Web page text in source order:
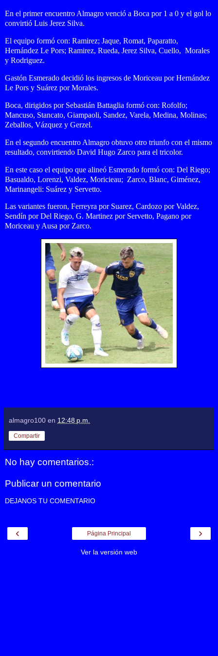
En el primer encuentro Almagro venció a Boca por 1 a 0 y el gol lo
convirtió Luis Jerez Silva.
El equipo formó con: Ramirez; Jaque, Romat, Paparatto,
Hernández Le Pors; Ramirez, Rueda, Jerez Silva, Cuello, Morales
y Rodriguez.
Gastón Esmerado decidió los ingresos de Moriceau por Hernández
Le Pors y Suárez por Morales.
Boca, dirigidos por Sebastián Battaglia formó con: Rofolfo;
Mancuso, Stancato, Giampaoli, Sandez, Varela, Medina, Molinas;
Zeballos, Vázquez y Gerzel.
En el segundo encuentro Almagro obtuvo otro triunfo con el mismo
resultado, convirtiendo David Hugo Zarco para el tricolor.
En este caso el equipo que alineó Esmerado formó con: Del Riego;
Basualdo, Lorenzi, Valdez, Moricieau; Zarco, Blanc, Giménez,
Marinangeli: Suárez y Servetto.
Las variantes fueron, Ferreyra por Suarez, Cardozo por Valdez,
Sendín por Del Riego, G. Martinez por Servetto, Pagano por
Moriceau y Ausa por Zarco.
almagro100 en 12:48 p.m.
Compartir
No hay comentarios.:
Publicar un comentario
DEJANOS TU COMENTARIO
‹ ›
Página Principal
Ver la versión web